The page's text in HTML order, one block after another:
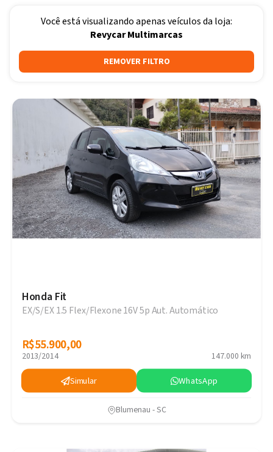
Você está visualizando apenas veículos da loja:
Revycar Multimarcas
REMOVER FILTRO
Honda Fit
EX/S/EX 1.5 Flex/Flexone 16V 5p Aut. Automático
R$55.900,00
R$55.900,00
2013/2014 147.000 km
Simular WhatsApp
Blumenau - SC